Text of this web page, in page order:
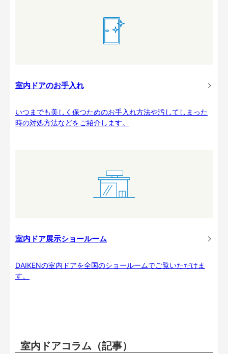
室内ドアのお手入れ
いつまでも美しく保つためのお手入れ方法や汚してしまった
時の対処方法などをご紹介します。
室内ドア展示ショールーム
DAIKENの室内ドアを全国のショールームでご覧いただけま
す。
室内ドアコラム（記事）